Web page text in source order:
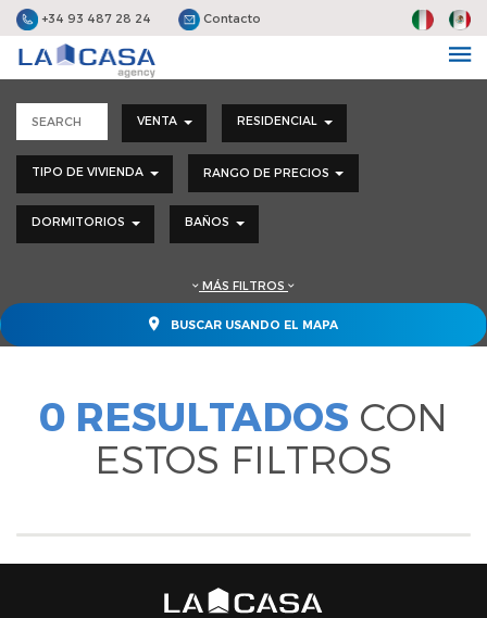
+34 93 487 28 24 Contacto
VENTA RESIDENCIAL
TIPO DE VIVIENDA RANGO DE PRECIOS
DORMITORIOS BAÑOS
MÁS FILTROS
BUSCAR USANDO EL MAPA
0 RESULTADOS CON
ESTOS FILTROS